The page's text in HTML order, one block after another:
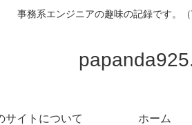
事務系エンジニアの趣味の記録です。（
サイトについて ホーム